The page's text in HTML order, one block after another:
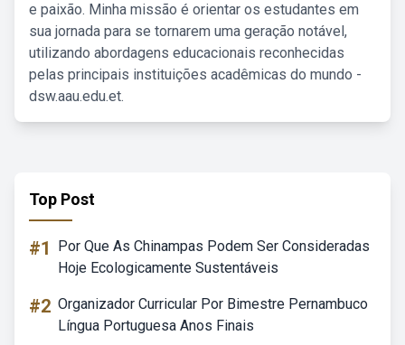
e paixão. Minha missão é orientar os estudantes em
sua jornada para se tornarem uma geração notável,
utilizando abordagens educacionais reconhecidas
pelas principais instituições acadêmicas do mundo -
dsw.aau.edu.et.
Top Post
#1
Por Que As Chinampas Podem Ser Consideradas
Hoje Ecologicamente Sustentáveis
#2 Organizador Curricular Por Bimestre Pernambuco
Língua Portuguesa Anos Finais